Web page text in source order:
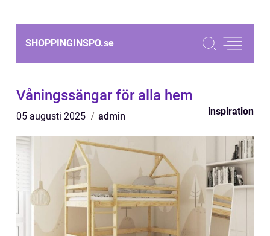
SHOPPINGINSPO.se
Våningssängar för alla hem
05 augusti 2025 admin inspiration